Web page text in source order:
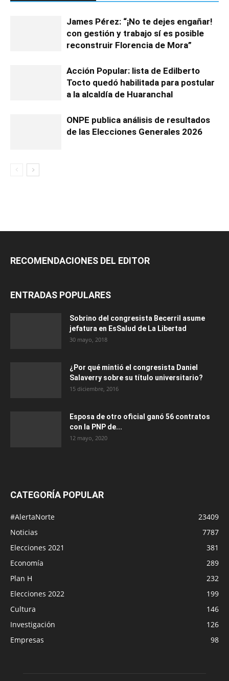
James Pérez: “¡No te dejes engañar!
con gestión y trabajo sí es posible
reconstruir Florencia de Mora”
Acción Popular: lista de Edilberto
Tocto quedó habilitada para postular
a la alcaldía de Huaranchal
ONPE publica análisis de resultados
de las Elecciones Generales 2026
RECOMENDACIONES DEL EDITOR
ENTRADAS POPULARES
Sobrino del congresista Becerril asume
jefatura en EsSalud de La Libertad
30 mayo, 2018
¿Por qué mintió el congresista Daniel
Salaverry sobre su título universitario?
15 diciembre, 2016
Esposa de otro oficial ganó 56 contratos
con la PNP de...
12 mayo, 2020
CATEGORÍA POPULAR
#AlertaNorte
23409
Noticias
7787
Elecciones 2021
381
Economía
289
Plan H
232
Elecciones 2022
199
Cultura
146
Investigación
126
Empresas
98